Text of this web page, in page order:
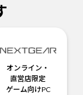
オンライン・
直営店限定
ゲーム向けPC